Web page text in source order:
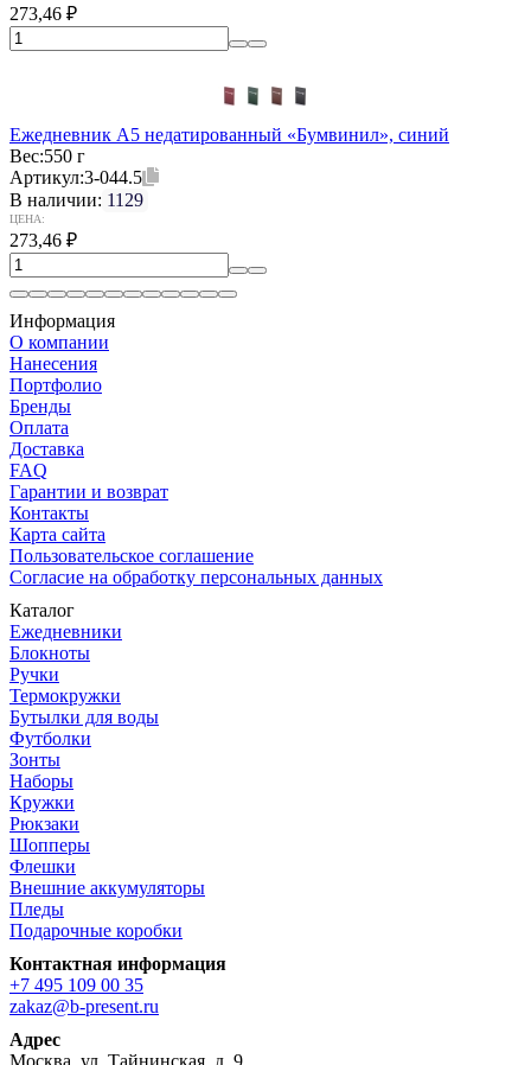
273,46 ₽
Ежедневник А5 недатированный «Бумвинил», синий
Вес:550 г
Артикул:3-044.5
В наличии: 1129
ЦЕНА:
273,46 ₽
Информация
О компании
Нанесения
Портфолио
Бренды
Оплата
Доставка
FAQ
Гарантии и возврат
Контакты
Карта сайта
Пользовательское соглашение
Согласие на обработку персональных данных
Каталог
Ежедневники
Блокноты
Ручки
Термокружки
Бутылки для воды
Футболки
Зонты
Наборы
Кружки
Рюкзаки
Шопперы
Флешки
Внешние аккумуляторы
Пледы
Подарочные коробки
Контактная информация
+7 495 109 00 35
zakaz@b-present.ru
Адрес
Москва, ул. Тайнинская, д. 9